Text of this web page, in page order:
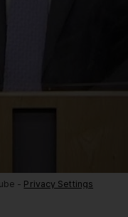
- Privacy Settings